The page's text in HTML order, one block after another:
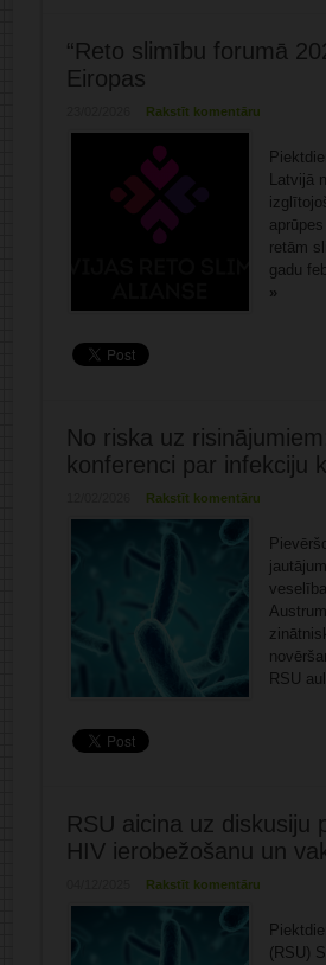
“Reto slimību forumā
Eiropas
Rakstīt komentāru
Latvijā
retām
gadu
»
No riska uz
konferenci par infekciju
Rakstīt komentāru
RSU
RSU aicina uz diskusiju
HIV ierobežošanu un
Rakstīt komentāru
(RSU)